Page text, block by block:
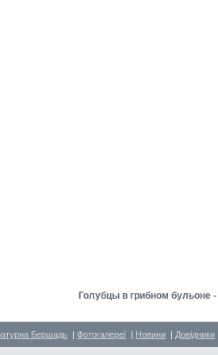
Голубцы в грибном бульоне -
Бершадь | Фотогалереї | Новини | Довідники